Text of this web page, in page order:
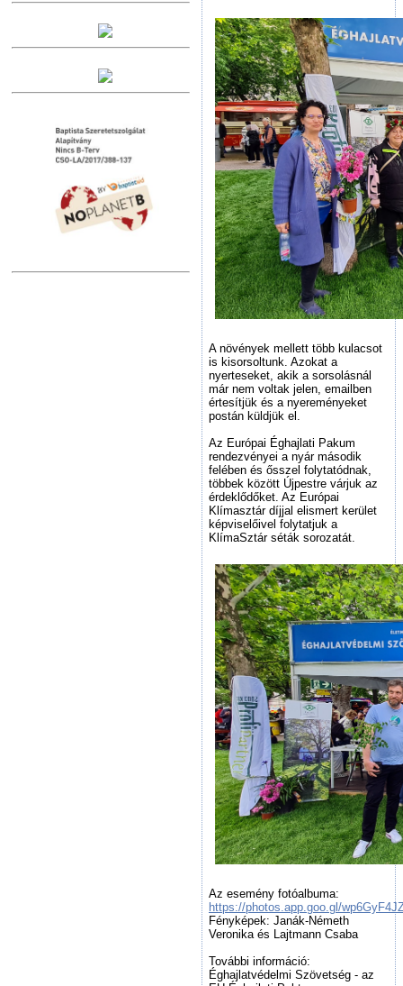
A növények mellett több kulacsot
is kisorsoltunk. Azokat a
nyerteseket, akik a sorsolásnál
már nem voltak jelen, emailben
értesítjük és a nyereményeket
postán küldjük el.
Az Európai Éghajlati Pakum
rendezvényei a nyár második
felében és ősszel folytatódnak,
többek között Újpestre várjuk az
érdeklődőket. Az Európai
Klímasztár díjjal elismert kerület
képviselőivel folytatjuk a
KlímaSztár séták sorozatát.
Az esemény fotóalbuma:
https://photos.app.goo.gl/
Fényképek: Janák-Németh
Veronika és Lajtmann Csaba
További információ:
Éghajlatvédelmi Szövetség - az